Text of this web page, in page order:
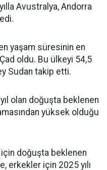
Avustralya, Andorra
yaşam süresinin en
oldu. Bu ülkeyi 54,5
Sudan takip etti.
olan doğuşta beklenen
yüksek olduğu
doğuşta beklenen
erkekler için 2025 yılı